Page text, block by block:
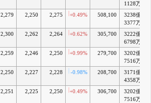
1128万
2,279 2,250 2,275 +0.49% 508,100
3238億
3377万
2,300 2,262 2,264 +0.62% 305,700
3222億
6798万
2,259 2,246 2,250 +0.99% 279,700
3202億
7516万
2,250 2,227 2,228 -0.98% 208,700
3171億
4358万
2,251 2,225 2,250 +0.49% 306,700
3202億
7516万